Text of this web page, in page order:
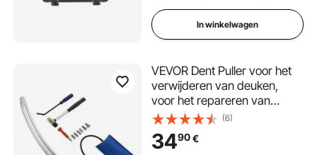
In winkelwagen
VEVOR Dent Puller voor het
verwijderen van deuken,
voor het repareren van
schade aan spatborden met
gebogen stang, koevoet,
rubberen hamer,
(6)
3490€